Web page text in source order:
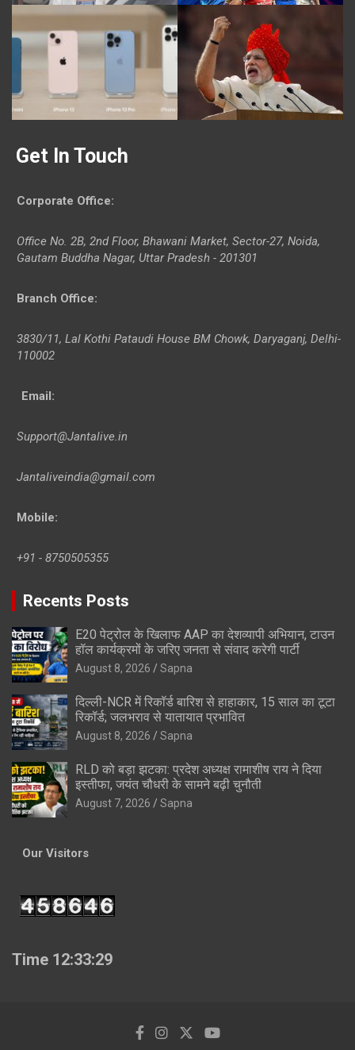
Get In Touch
Corporate Office:
Office No. 2B, 2nd Floor, Bhawani Market, Sector-27, Noida,
Gautam Buddha Nagar, Uttar Pradesh - 201301
Branch Office:
3830/11, Lal Kothi Pataudi House BM Chowk, Daryaganj, Delhi-
110002
Email:
Support@Jantalive.in
Jantaliveindia@gmail.com
Mobile:
+91 - 8750505355
Recents Posts
E20 पेट्रोल के खिलाफ AAP का देशव्यापी अभियान, टाउन
हॉल कार्यक्रमों के जरिए जनता से संवाद करेगी पार्टी
August 8, 2026 Sapna
दिल्ली-NCR में रिकॉर्ड बारिश से हाहाकार, 15 साल का टूटा
रिकॉर्ड; जलभराव से यातायात प्रभावित
August 8, 2026 Sapna
RLD को बड़ा झटका: प्रदेश अध्यक्ष रामाशीष राय ने दिया
इस्तीफा, जयंत चौधरी के सामने बढ़ी चुनौती
August 7, 2026 Sapna
Our Visitors
Time 12:33:30